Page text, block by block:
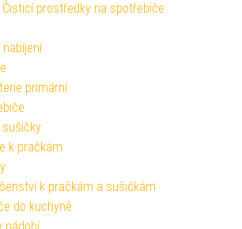
Čisticí prostředky na spotřebiče
nabíjení
primární
sušičky
k pračkám
k pračkám a sušičkám
do kuchyně